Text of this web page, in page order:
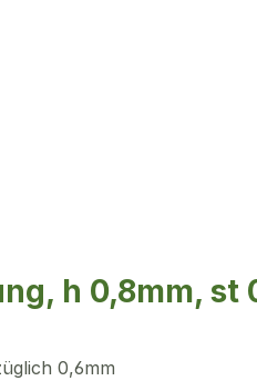
h 0,8mm, st
0,6mm